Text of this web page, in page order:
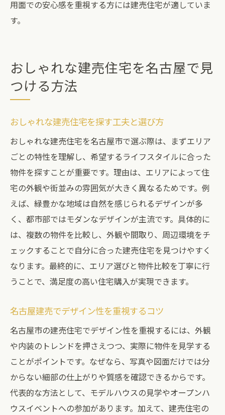
用面での安心感を重視する方には建売住宅が適していま
す。
おしゃれな建売住宅を名古屋で見
つける方法
おしゃれな建売住宅を探す工夫と選び方
おしゃれな建売住宅を名古屋市で選ぶ際は、まずエリア
ごとの特性を理解し、希望するライフスタイルに合った
物件を探すことが重要です。理由は、エリアによって住
宅の外観や街並みの雰囲気が大きく異なるためです。例
えば、緑豊かな地域は自然を感じられるデザインが多
く、都市部ではモダンなデザインが主流です。具体的に
は、複数の物件を比較し、外観や間取り、周辺環境をチ
ェックすることで自分に合った建売住宅を見つけやすく
なります。最終的に、エリア選びと物件比較を丁寧に行
うことで、満足度の高い住宅購入が実現できます。
名古屋建売でデザイン性を重視するコツ
名古屋市の建売住宅でデザイン性を重視するには、外観
や内装のトレンドを押さえつつ、実際に物件を見学する
ことがポイントです。なぜなら、写真や図面だけでは分
からない細部の仕上がりや質感を確認できるからです。
代表的な方法として、モデルハウスの見学やオープンハ
ウスイベントへの参加があります。加えて、建売住宅の